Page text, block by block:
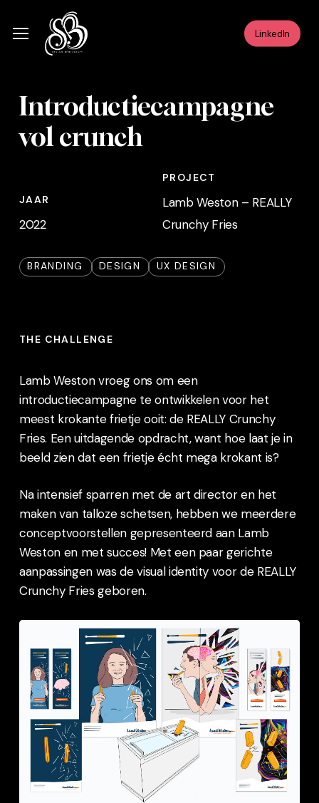
Menu LinkedIn
Introductiecampagne
vol crunch
JAAR
2022
PROJECT
Lamb Weston – REALLY
Crunchy Fries
BRANDING DESIGN UX DESIGN
THE CHALLENGE
Lamb Weston vroeg ons om een
introductiecampagne te ontwikkelen voor het
meest krokante frietje ooit: de REALLY Crunchy
Fries. Een uitdagende opdracht, want hoe laat je in
beeld zien dat een frietje écht mega krokant is?
Na intensief sparren met de art director en het
maken van talloze schetsen, hebben we meerdere
conceptvoorstellen gepresenteerd aan Lamb
Weston en met succes! Met een paar gerichte
aanpassingen was de visual identity voor de REALLY
Crunchy Fries geboren.